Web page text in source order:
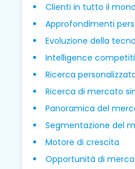
Clienti in tutto il
Approfondimenti
Evoluzione della
Intelligence
Ricerca
Ricerca di mercato
Panoramica del
Segmentazione del
Motore di crescita
Opportunità di